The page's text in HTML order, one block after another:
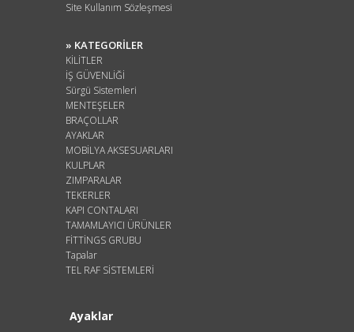
Site Kullanım Sözleşmesi
» KATEGORİLER
KİLİTLER
İŞ GÜVENLİĞİ
Sürgü Sistemleri
MENTEŞELER
BRAÇOLLAR
AYAKLAR
MOBİLYA AKSESUARLARI
KULPLAR
ZIMPARALAR
TEKERLER
KAPI CONTALARI
TAMAMLAYICI ÜRÜNLER
FİTTİNGS GRUBU
Tapalar
TEL RAF SİSTEMLERİ
Ayaklar